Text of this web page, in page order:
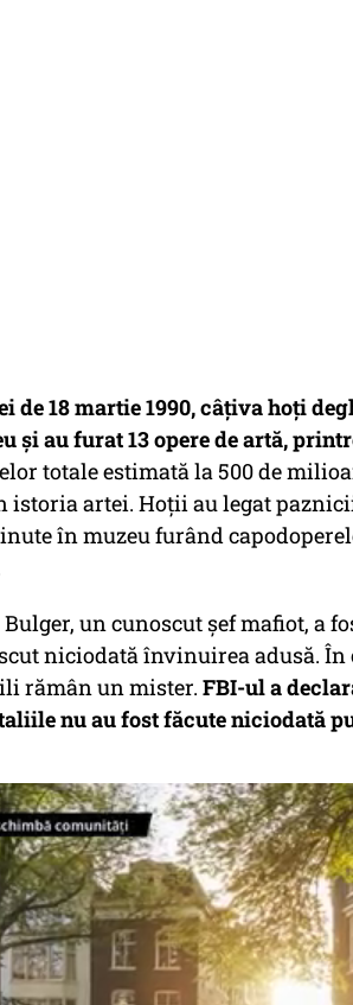
de 18 martie 1990, câțiva hoți
și au furat 13 opere de artă,
totale estimată la 500 de
istoria artei. Hoții au legat
în muzeu furând
un cunoscut șef mafiot, a
niciodată învinuirea adusă.
rămân un mister. FBI-ul a
nu au fost făcute niciodată